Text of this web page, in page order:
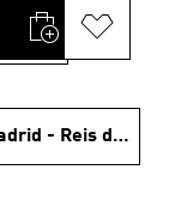
Compre Uniforme e Camisa Real Madrid - Reis da Europa 🏆